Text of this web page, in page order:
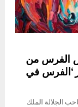
17 لمعرض الفرس من
تحت شعار ‘الفرس في
الجلالة الملك